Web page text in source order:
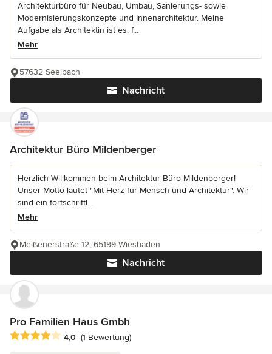
Architekturbüro für Neubau, Umbau, Sanierungs- sowie
Modernisierungskonzepte und Innenarchitektur. Meine
Aufgabe als Architektin ist es, f...
Mehr
Nachricht
57632 Seelbach
Architektur Büro Mildenberger
Herzlich Willkommen beim Architektur Büro Mildenberger!
Unser Motto lautet "Mit Herz für Mensch und Architektur". Wir
sind ein fortschrittl...
Mehr
Nachricht
Meißenerstraße 12, 65199 Wiesbaden
Pro Familien Haus Gmbh
Durchschnittliche Bewertung: 4 von 5 Sternen
4,0 (1 Bewertung)